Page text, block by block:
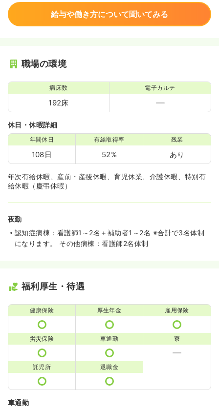
給与や働き方について聞いてみる
職場の環境
病床数
192床
電子カルテ
休日・休暇詳細
年間休日
108日
有給取得率
52%
残業
あり
年次有給休暇、産前・産後休暇、育児休業、介護休暇、特別有
給休暇（慶弔休暇）
夜勤
認知症病棟：看護師1～2名＋補助者1～2名 ※合計で3名体制
になります。 その他病棟：看護師2名体制
福利厚生・待遇
健康保険 厚生年金 雇用保険
労災保険 車通勤 寮
託児所 退職金
車通勤